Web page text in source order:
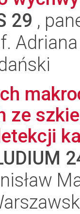
29 ,
ze